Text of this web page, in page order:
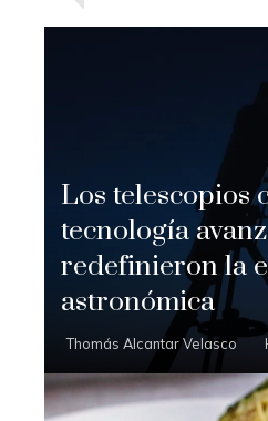
Los telescopios
tecnología
redefinieron la
astronómica
Thomás Alcantar Velasco